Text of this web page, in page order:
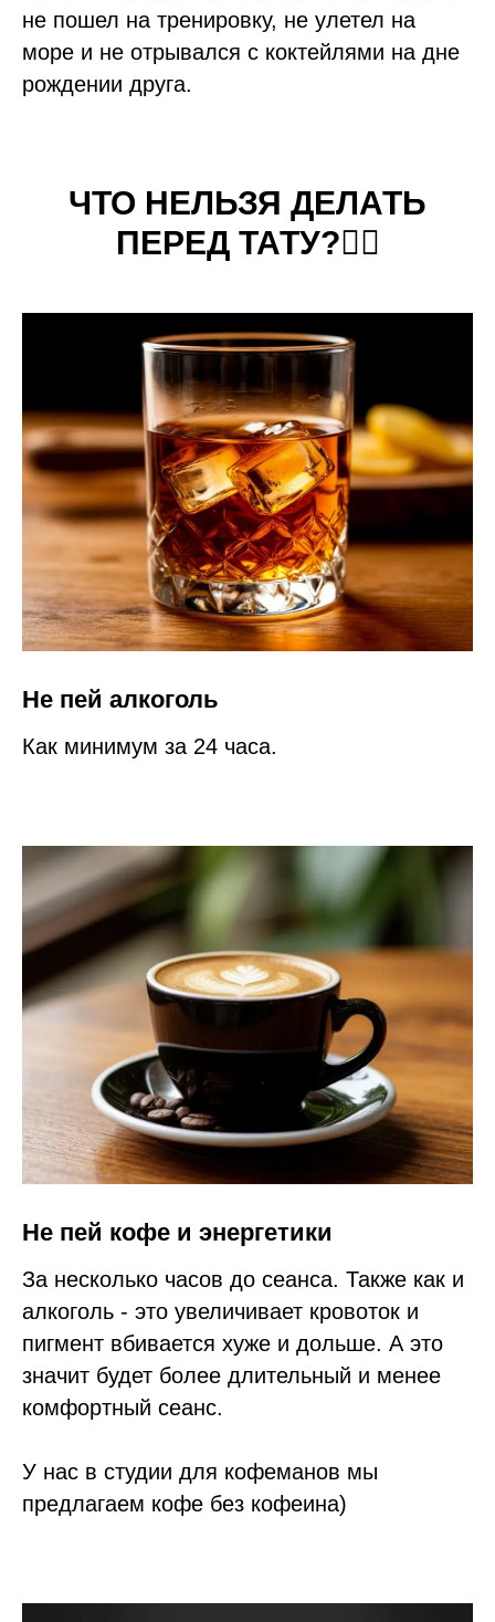
не пошел на тренировку, не улетел на
море и не отрывался с коктейлями на дне
рождении друга.
ЧТО НЕЛЬЗЯ ДЕЛАТЬ
ПЕРЕД ТАТУ?👇🏻
Не пей алкоголь
Как минимум за 24 часа.
Не пей кофе и энергетики
За несколько часов до сеанса. Также как и
алкоголь - это увеличивает кровоток и
пигмент вбивается хуже и дольше. А это
значит будет более длительный и менее
комфортный сеанс.
У нас в студии для кофеманов мы
предлагаем кофе без кофеина)